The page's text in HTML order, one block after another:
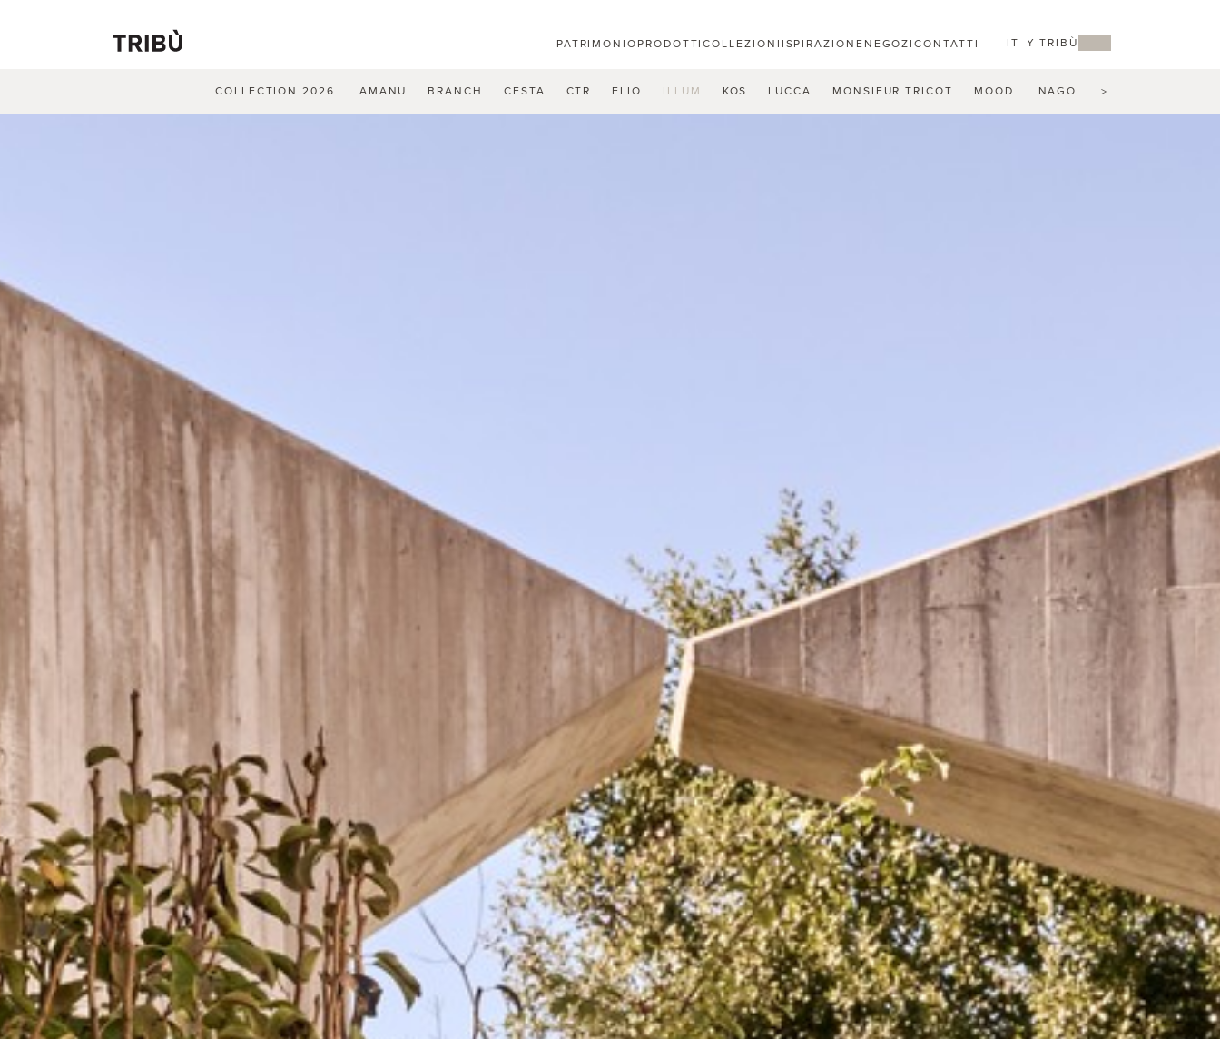
MY TRIBÙ
IT
CONTATTI
NEGOZI
ISPIRAZIONE
COLLEZIONI
PRODOTTI
PATRIMONIO
COLLECTION 2026 AMANU BRANCH CESTA CTR ELIO ILLUM KOS LUCCA MONSIEUR TRICOT MOOD NAGOMI